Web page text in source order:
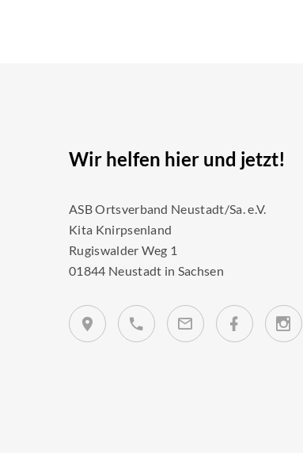
Wir helfen hier und jetzt!
ASB Ortsverband Neustadt/Sa. e.V.
Kita Knirpsenland
Rugiswalder Weg 1
01844 Neustadt in Sachsen